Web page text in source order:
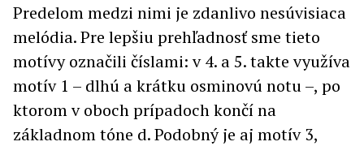
Predelom medzi nimi je zdanlivo nesúvisiaca
melódia. Pre lepšiu prehľadnosť sme tieto
motívy označili číslami: v 4. a 5. takte využíva
motív 1 – dlhú a krátku osminovú notu –, po
ktorom v oboch prípadoch končí na
základnom tóne d. Podobný je aj motív 3,